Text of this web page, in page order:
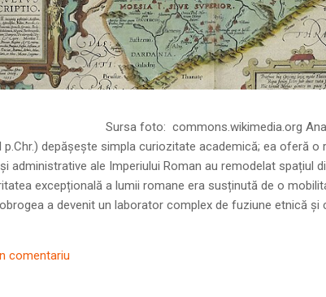
Analiza
depășește simpla curiozitate academică; ea oferă o
administrative ale Imperiului Roman au remodelat spațiul
excepțională a lumii romane era susținută de o
a devenit un laborator complex de fuziune etnică și
ritmul procesului de rom...
comentariu